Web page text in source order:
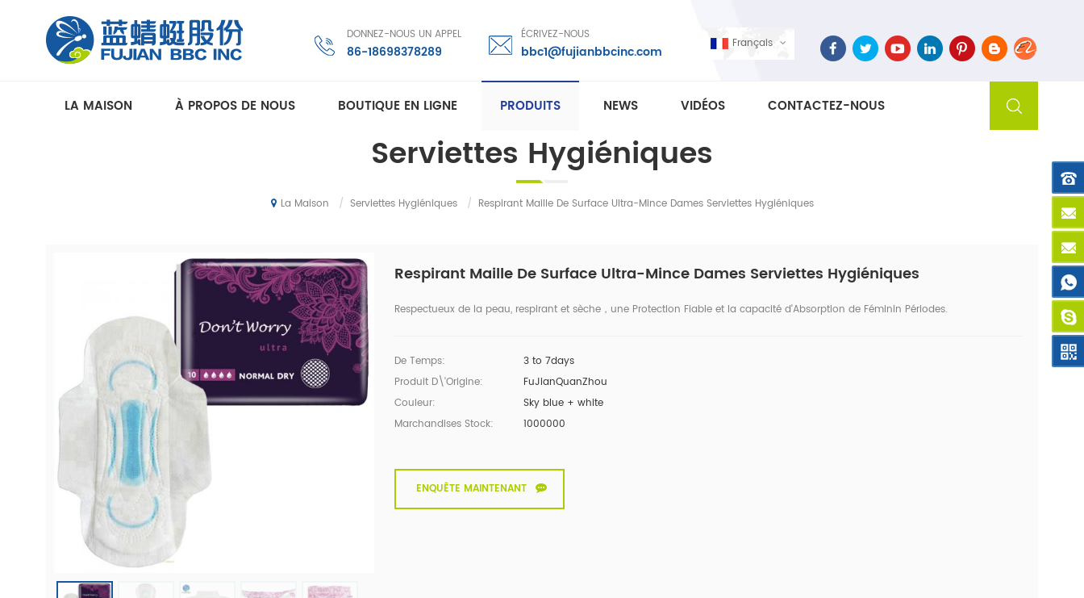
Français
DONNEZ-NOUS UN APPEL
86-18698378289
ÉCRIVEZ-NOUS
bbc1@fujianbbcinc.com
LA MAISON À PROPOS DE NOUS BOUTIQUE EN LIGNE PRODUITS NEWS VIDÉOS CONTACTEZ-NOUS
Serviettes Hygiéniques
La Maison / Serviettes Hygiéniques / Respirant Maille De Surface Ultra-Mince Dames Serviettes Hygiéniques
Respirant Maille De Surface Ultra-Mince Dames Serviettes Hygiéniques
Respectueux de la peau, respirant et sèche，une Protection Fiable et la capacité d'Absorption de Féminin Périodes.
De Temps:
3 to 7days
Produit D\'Origine:
FuJianQuanZhou
Couleur:
Sky blue + white
Marchandises Stock:
1000000
ENQUÊTE MAINTENANT